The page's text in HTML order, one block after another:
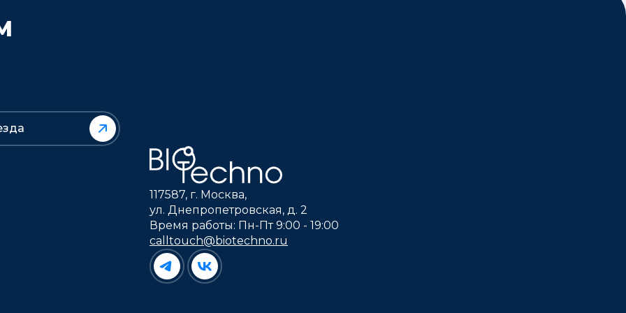
117587, г. Москва,
ул. Днепропетровская, д. 2
Время работы: Пн-Пт 9:00 - 19:00
calltouch@biotechno.ru